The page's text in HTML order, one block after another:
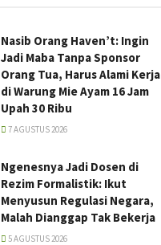
Nasib Orang Haven’t: Ingin
Jadi Maba Tanpa Sponsor
Orang Tua, Harus Alami Kerja
di Warung Mie Ayam 16 Jam
Upah 30 Ribu
7 AGUSTUS 2026
Ngenesnya Jadi Dosen di
Rezim Formalistik: Ikut
Menyusun Regulasi Negara,
Malah Dianggap Tak Bekerja
5 AGUSTUS 2026